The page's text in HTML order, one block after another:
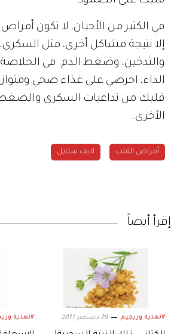
في الكثير من الأحيان، لا تكون
إلا نتيجة مشاكل أخرى، مثل
والتدخين، وضغط الدم. في
الداء، احرصي على غذاء صحي
قلبك من تداعيات السكري
الأخرى.
أمراض القلب لايف ستايل
إقرأ أيضاً
#تغذية وريجيم 29 ديسمبر 2011 #تغذية